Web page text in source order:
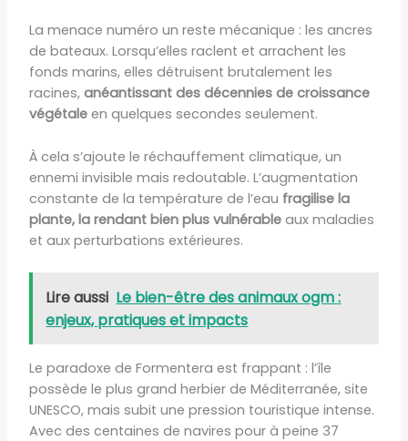
La menace numéro un reste mécanique : les ancres
de bateaux. Lorsqu’elles raclent et arrachent les
fonds marins, elles détruisent brutalement les
racines, anéantissant des décennies de croissance
végétaleen quelques secondes seulement.
À cela s’ajoute le réchauffement climatique, un
ennemi invisible mais redoutable. L’augmentation
constante de la température de l’eau fragilise la
plante, la rendant bien plus vulnérableaux maladies
et aux perturbations extérieures.
Lire aussi Le bien-être des animaux ogm :
enjeux, pratiques et impacts
Le paradoxe de Formentera est frappant : l’île
possède le plus grand herbier de Méditerranée, site
UNESCO, mais subit une pression touristique intense.
Avec des centaines de navires pour à peine 37